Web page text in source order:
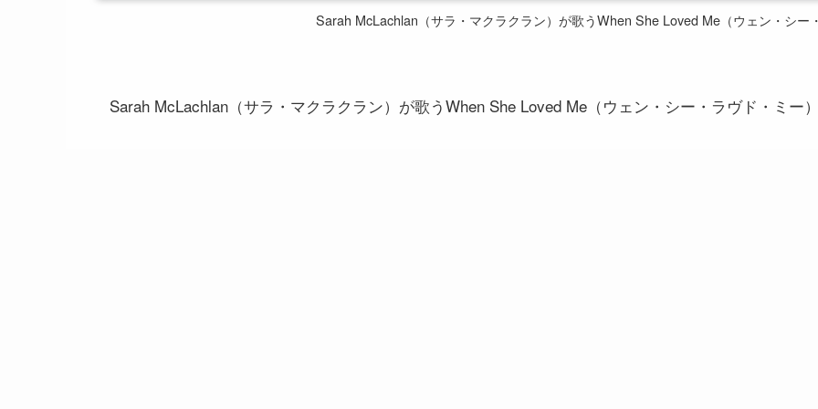
Sarah McLachlan（サラ・マクラクラン）が歌うWhen She Loved Me（ウェン・シー
Sarah McLachlan（サラ・マクラクラン）が歌うWhen She Loved Me（ウェン・シー・ラヴド・ミー）